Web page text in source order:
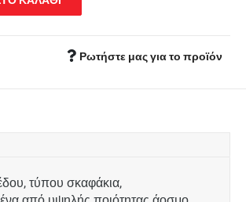
Ρωτήστε μας για το προϊόν
τύπου σκαφάκια,